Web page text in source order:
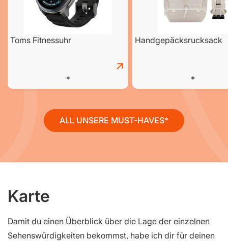
Toms Fitnessuhr Handgepäcksrucksack
ALL UNSERE MUST-HAVES
Karte
Damit du einen Überblick über die Lage der einzelnen
Sehenswürdigkeiten bekommst, habe ich dir für deinen